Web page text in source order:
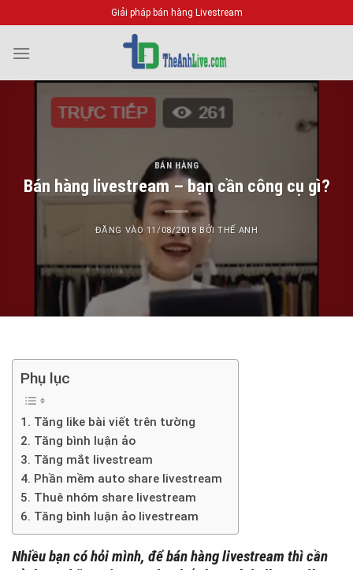
qua
nội
Giải pháp bán hàng Livestream
BÁN HÀNG
Bán hàng livestream – bạn cần công cụ gì?
ĐĂNG VÀO 11/08/2018 BỞITHẾ ANH
Phụ lục
1. Tăng like bài viết trên tường
2. Tăng bình luận ảo
3. Tăng mắt livestream
4. Phần mềm auto share livestream
5. Thuê nhóm share livestream
6. Tăng bình luận ảo livestream
Nhiều bạn có hỏi mình, để bán hàng livestream thì cần